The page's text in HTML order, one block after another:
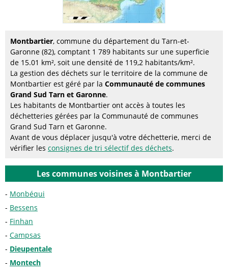
Montbartier, commune du département du Tarn-et-
Garonne (82), comptant 1 789 habitants sur une superficie
de 15.01 km², soit une densité de 119,2 habitants/km².
La gestion des déchets sur le territoire de la commune de
Montbartier est géré par la Communauté de communes
Grand Sud Tarn et Garonne.
Les habitants de Montbartier ont accès à toutes les
déchetteries gérées par la Communauté de communes
Grand Sud Tarn et Garonne.
Avant de vous déplacer jusqu'à votre déchetterie, merci de
vérifier les consignes de tri sélectif des déchets.
Les communes voisines à Montbartier
Monbéqui
Bessens
Finhan
Campsas
Dieupentale
Montech